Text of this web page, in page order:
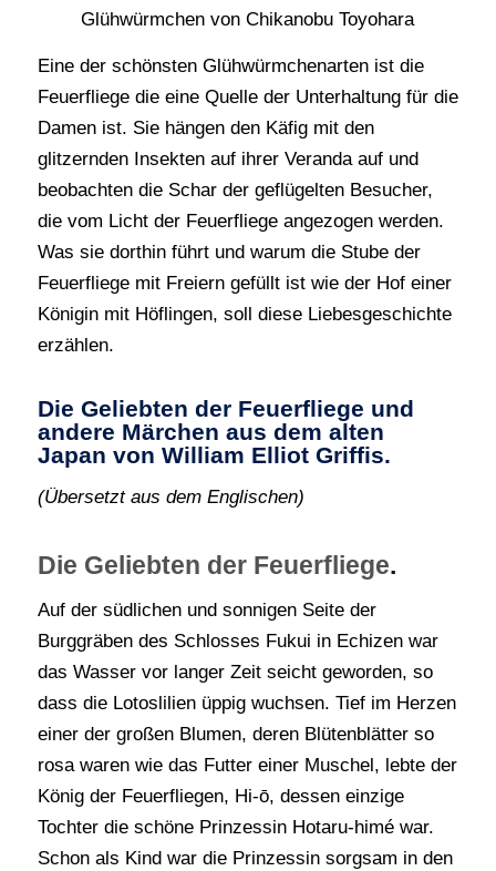
Glühwürmchen von Chikanobu Toyohara
Eine der schönsten Glühwürmchenarten ist die
Feuerfliege die eine Quelle der Unterhaltung für die
Damen ist. Sie hängen den Käfig mit den
glitzernden Insekten auf ihrer Veranda auf und
beobachten die Schar der geflügelten Besucher,
die vom Licht der Feuerfliege angezogen werden.
Was sie dorthin führt und warum die Stube der
Feuerfliege mit Freiern gefüllt ist wie der Hof einer
Königin mit Höflingen, soll diese Liebesgeschichte
erzählen.
Die Geliebten der Feuerfliege und
andere Märchen aus dem alten
Japan von William Elliot Griffis.
(Übersetzt aus dem Englischen)
Die Geliebten der Feuerfliege.
Auf der südlichen und sonnigen Seite der
Burggräben des Schlosses Fukui in Echizen war
das Wasser vor langer Zeit seicht geworden, so
dass die Lotoslilien üppig wuchsen. Tief im Herzen
einer der großen Blumen, deren Blütenblätter so
rosa waren wie das Futter einer Muschel, lebte der
König der Feuerfliegen, Hi-ō, dessen einzige
Tochter die schöne Prinzessin Hotaru-himé war.
Schon als Kind war die Prinzessin sorgsam in den